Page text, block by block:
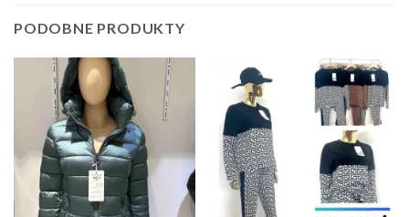
PODOBNE PRODUKTY